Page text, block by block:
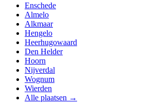
Enschede
Almelo
Alkmaar
Hengelo
Heerhugowaard
Den Helder
Hoorn
Nijverdal
Wognum
Wierden
Alle plaatsen →